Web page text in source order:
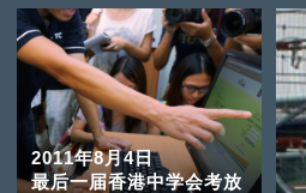
2011年8月4日
最后一届香港中学会考放